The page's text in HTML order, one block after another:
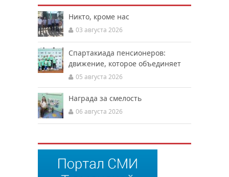
Никто, кроме нас
03 августа 2026
Спартакиада пенсионеров:
движение, которое объединяет
05 августа 2026
Награда за смелость
06 августа 2026